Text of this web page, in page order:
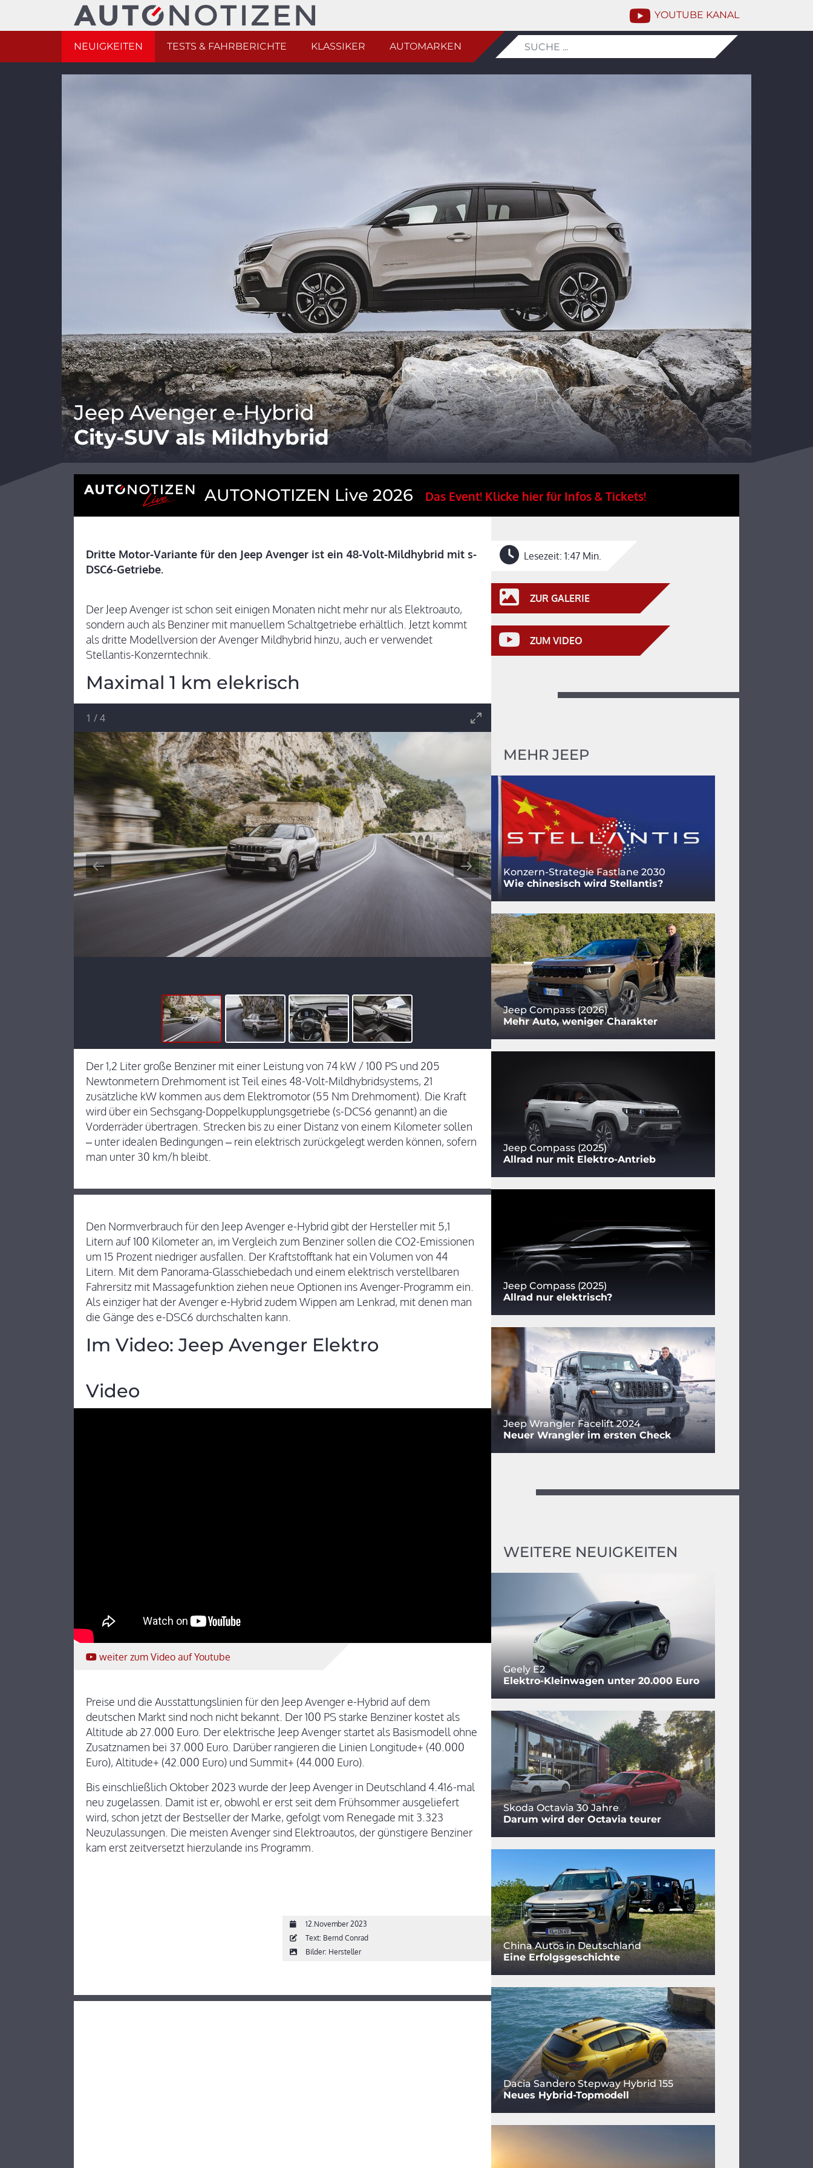
YOUTUBE KANAL
NEUIGKEITEN TESTS & FAHRBERICHTE KLASSIKER AUTOMARKEN
Jeep Avenger e-Hybrid
City-SUV als Mildhybrid
AUTONOTIZEN Live 2026 Das Event! Klicke hier für Infos & Tickets!
Dritte Motor-Variante für den Jeep Avenger ist ein 48-Volt-Mildhybrid mit s-
DSC6-Getriebe.
Der Jeep Avenger ist schon seit einigen Monaten nicht mehr nur als Elektroauto,
sondern auch als Benziner mit manuellem Schaltgetriebe erhältlich. Jetzt kommt
als dritte Modellversion der Avenger Mildhybrid hinzu, auch er verwendet
Stellantis-Konzerntechnik.
Maximal 1 km elekrisch
1 /4
Der 1,2 Liter große Benziner mit einer Leistung von 74 kW / 100 PS und 205
Newtonmetern Drehmoment ist Teil eines 48-Volt-Mildhybridsystems, 21
zusätzliche kW kommen aus dem Elektromotor (55 Nm Drehmoment). Die Kraft
wird über ein Sechsgang-Doppelkupplungsgetriebe (s-DCS6 genannt) an die
Vorderräder übertragen. Strecken bis zu einer Distanz von einem Kilometer sollen
– unter idealen Bedingungen – rein elektrisch zurückgelegt werden können, sofern
man unter 30 km/h bleibt.
Den Normverbrauch für den Jeep Avenger e-Hybrid gibt der Hersteller mit 5,1
Litern auf 100 Kilometer an, im Vergleich zum Benziner sollen die CO2-Emissionen
um 15 Prozent niedriger ausfallen. Der Kraftstofftank hat ein Volumen von 44
Litern. Mit dem Panorama-Glasschiebedach und einem elektrisch verstellbaren
Fahrersitz mit Massagefunktion ziehen neue Optionen ins Avenger-Programm ein.
Als einziger hat der Avenger e-Hybrid zudem Wippen am Lenkrad, mit denen man
die Gänge des e-DSC6 durchschalten kann.
Im Video: Jeep Avenger Elektro
Video
weiter zum Video auf Youtube
Preise und die Ausstattungslinien für den Jeep Avenger e-Hybrid auf dem
deutschen Markt sind noch nicht bekannt. Der 100 PS starke Benziner kostet als
Altitude ab 27.000 Euro. Der elektrische Jeep Avenger startet als Basismodell ohne
Zusatznamen bei 37.000 Euro. Darüber rangieren die Linien Longitude+ (40.000
Euro), Altitude+ (42.000 Euro) und Summit+ (44.000 Euro).
Bis einschließlich Oktober 2023 wurde der Jeep Avenger in Deutschland 4.416-mal
neu zugelassen. Damit ist er, obwohl er erst seit dem Frühsommer ausgeliefert
wird, schon jetzt der Bestseller der Marke, gefolgt vom Renegade mit 3.323
Neuzulassungen. Die meisten Avenger sind Elektroautos, der günstigere Benziner
kam erst zeitversetzt hierzulande ins Programm.
12.November 2023
Text: Bernd Conrad
Bilder: Hersteller
Lesezeit: 1:47 Min.
ZUR GALERIE
ZUM VIDEO
MEHR JEEP
Konzern-Strategie Fastlane 2030
Wie chinesisch wird Stellantis?
Jeep Compass (2026)
Mehr Auto, weniger Charakter
Jeep Compass (2025)
Allrad nur mit Elektro-Antrieb
Jeep Compass (2025)
Allrad nur elektrisch?
Jeep Wrangler Facelift 2024
Neuer Wrangler im ersten Check
WEITERE NEUIGKEITEN
Geely E2
Elektro-Kleinwagen unter 20.000 Euro
Skoda Octavia 30 Jahre
Darum wird der Octavia teurer
China Autos in Deutschland
Eine Erfolgsgeschichte
Dacia Sandero Stepway Hybrid 155
Neues Hybrid-Topmodell